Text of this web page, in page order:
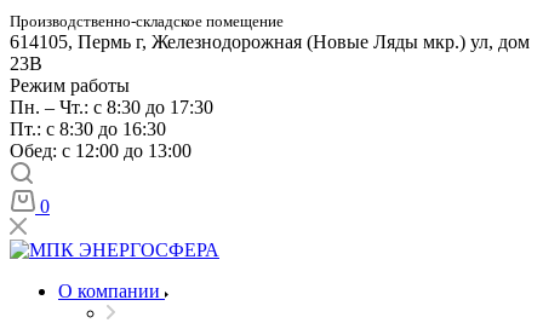
Производственно-складское помещение
614105, Пермь г, Железнодорожная (Новые Ляды мкр.) ул, дом
23В
Режим работы
Пн. – Чт.: с 8:30 до 17:30
Пт.: с 8:30 до 16:30
Обед: с 12:00 до 13:00
0
О компании